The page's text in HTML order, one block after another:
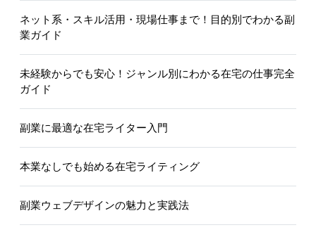
ネット系・スキル活用・現場仕事まで！目的別でわかる副
業ガイド
未経験からでも安心！ジャンル別にわかる在宅の仕事完全
ガイド
副業に最適な在宅ライター入門
本業なしでも始める在宅ライティング
副業ウェブデザインの魅力と実践法